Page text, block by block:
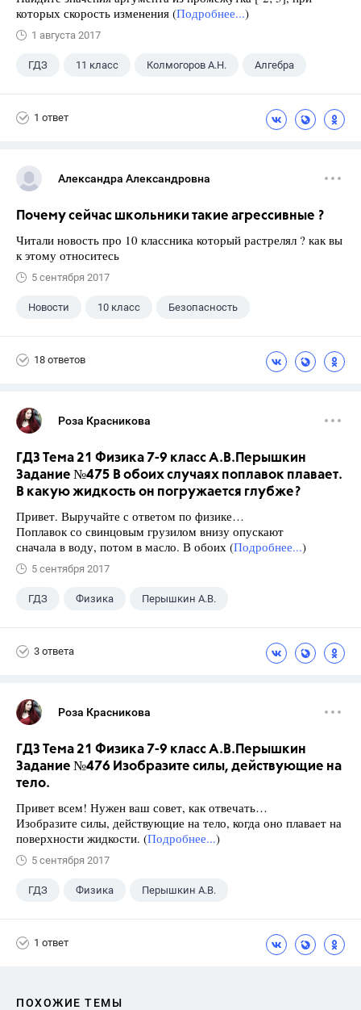
которых скорость изменения (Подробнее...)
1 августа 2017
ГДЗ 11 класс Колмогоров А.Н. Алгебра
1 ответ
Александра Александровна
Почему сейчас школьники такие агрессивные ?
Читали новость про 10 классника который растрелял ? как вы
к этому относитесь
5 сентября 2017
Новости 10 класс Безопасность
18 ответов
Роза Красникова
ГДЗ Тема 21 Физика 7-9 класс А.В.Перышкин
Задание №475 В обоих случаях поплавок плавает.
В какую жидкость он погружается глубже?
Привет. Выручайте с ответом по физике…
Поплавок со свинцовым грузилом внизу опускают
сначала в воду, потом в масло. В обоих (Подробнее...)
5 сентября 2017
ГДЗ Физика Перышкин А.В.
3 ответа
Роза Красникова
ГДЗ Тема 21 Физика 7-9 класс А.В.Перышкин
Задание №476 Изобразите силы, действующие на
тело.
Привет всем! Нужен ваш совет, как отвечать…
Изобразите силы, действующие на тело, когда оно плавает на
поверхности жидкости. (Подробнее...)
5 сентября 2017
ГДЗ Физика Перышкин А.В.
1 ответ
ПОХОЖИЕ ТЕМЫ